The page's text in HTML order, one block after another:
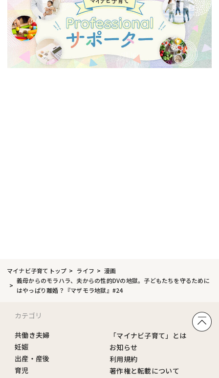
マイナビ子育てトップ ライフ
漫画
義母からのモラハラ、夫からの性的DVの地獄。子どもたちを守るために
はやっぱり離婚？『マザモラ地獄』#24
カテゴリ
共働き夫婦
妊娠
出産・産後
育児
「マイナビ子育て」とは
お知らせ
利用規約
著作権と転載について